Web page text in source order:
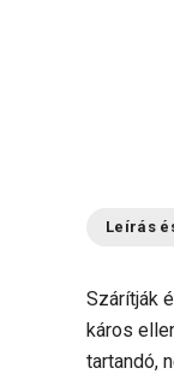
Leírás
Szárítják
káros
tartandó,